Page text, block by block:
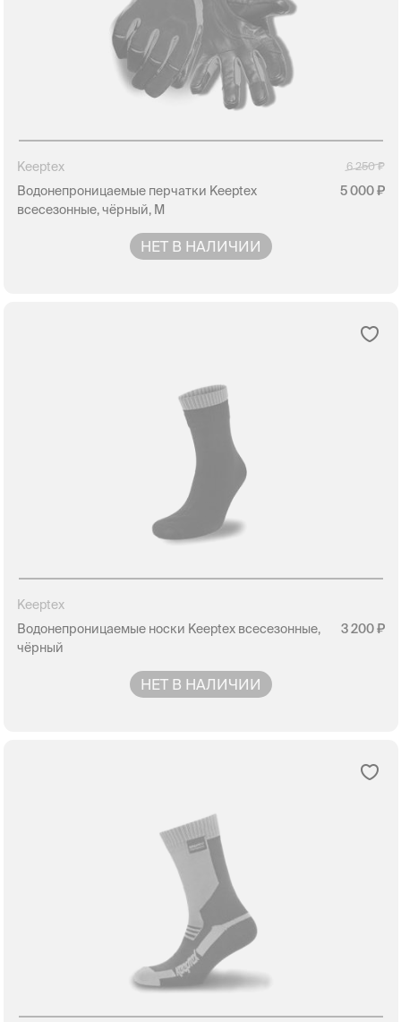
Keeptex 6 250
Водонепроницаемые перчатки Keeptex
всесезонные, чёрный, M
5 000
НЕТ В НАЛИЧИИ
Keeptex
Водонепроницаемые носки Keeptex всесезонные,
чёрный
3 200
НЕТ В НАЛИЧИИ